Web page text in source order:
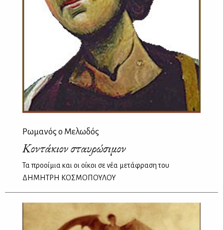
Ρωμανός ο Μελωδός
Κοντάκιον σταυρώσιμον
Τα προοίμια και οι οίκοι σε νέα μετάφραση του
ΔΗΜΗΤΡΗ ΚΟΣΜΟΠΟΥΛΟΥ